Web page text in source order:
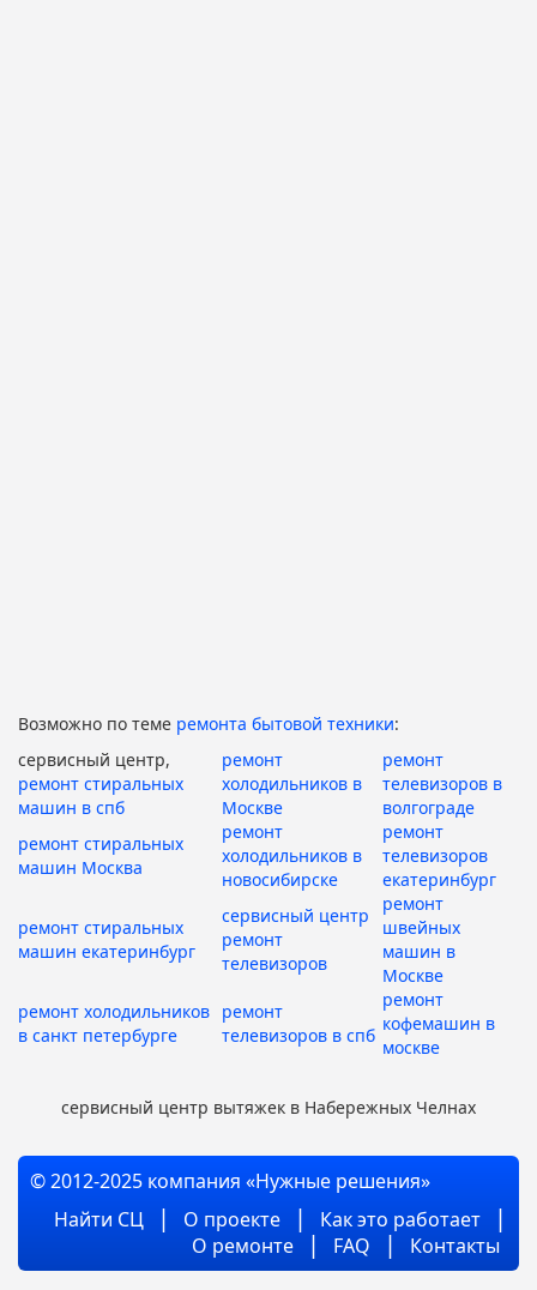
Возможно по теме ремонта бытовой техники:
сервисный центр,
ремонт стиральных
машин в спб
ремонт
холодильников в
Москве
ремонт
телевизоров в
волгограде
ремонт стиральных
машин Москва
ремонт
холодильников в
новосибирске
ремонт
телевизоров
екатеринбург
ремонт стиральных
машин екатеринбург
сервисный центр
ремонт
телевизоров
ремонт
швейных
машин в
Москве
ремонт холодильников
в санкт петербурге
ремонт
телевизоров в спб
ремонт
кофемашин в
москве
сервисный центр вытяжек в Набережных Челнах
© 2012-2025 компания «Нужные решения»
Найти СЦ
О проекте
Как это работает
О ремонте
FAQ Контакты